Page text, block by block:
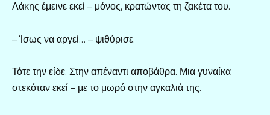
Λάκης έμεινε εκεί – μόνος, κρατώντας τη ζακέτα του.
– Ίσως να αργεί… – ψιθύρισε.
Τότε την είδε. Στην απέναντι αποβάθρα. Μια γυναίκα
στεκόταν εκεί – με το μωρό στην αγκαλιά της.